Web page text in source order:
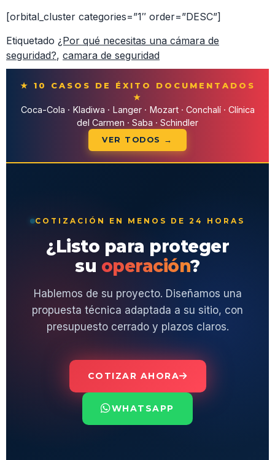
[orbital_cluster categories=”1″ order=”DESC”]
Etiquetado ¿Por qué necesitas una cámara de
seguridad?, camara de seguridad
★ 10 CASOS DE ÉXITO DOCUMENTADOS
★
Coca-Cola · Kladiwa · Langer · Mozart · Conchalí · Clínica
del Carmen · Saba · Schindler
VER TODOS →
COTIZACIÓN EN MENOS DE 24 HORAS
¿Listo para proteger
su operación?
Hablemos de su proyecto. Diseñamos una
propuesta técnica adaptada a su sitio, con
presupuesto cerrado y plazos claros.
COTIZAR AHORA
WHATSAPP